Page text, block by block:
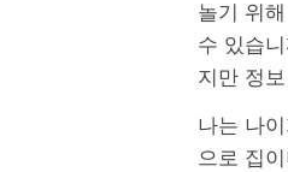
놀기 위
수 있습
지만 정
나는 나
으로 집